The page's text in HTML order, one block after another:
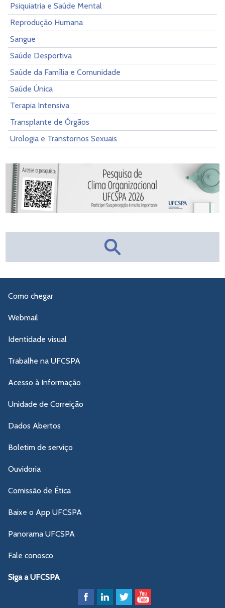
Psiquiatria e Saúde Mental
Reprodução Humana
Sangue
Saúde Desportiva
Saúde da Família e Comunidade
Saúde Única
Terapia Intensiva
Transplante de Órgãos
Urologia e Transtornos Sexuais
Como chegar
Webmail
Identidade visual
Trabalhe na UFCSPA
Acesso à Informação
Unidade de Correição
Dados Abertos
Boletim de serviço
Ouvidoria
Comissão de Ética
Baixe o App UFCSPA
Panorama UFCSPA
Fale conosco
Siga a UFCSPA